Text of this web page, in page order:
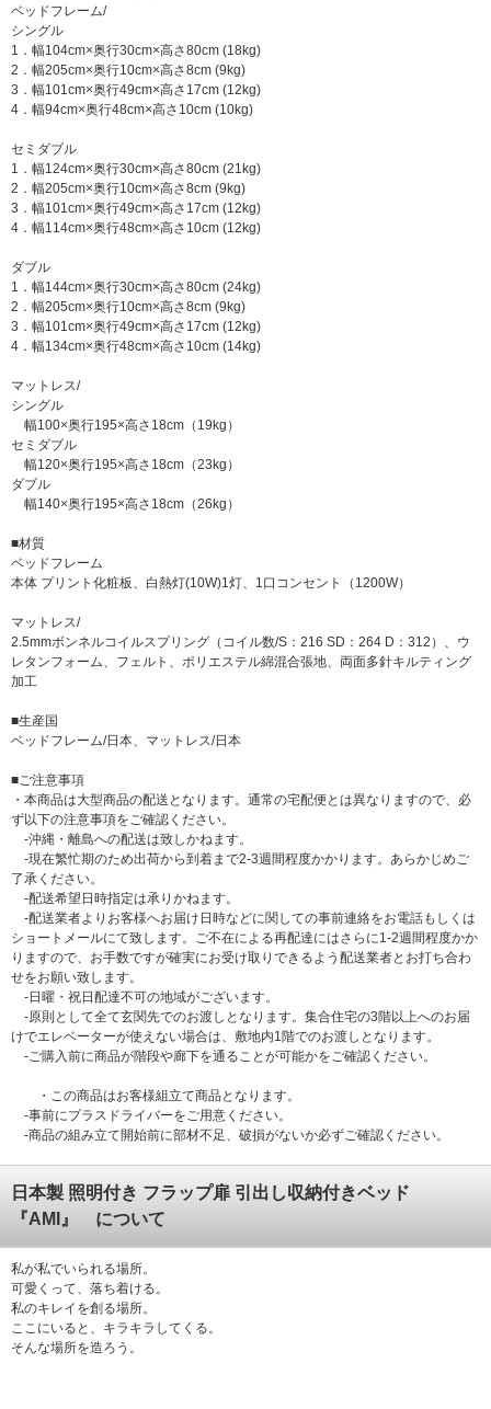
ベッドフレーム/
シングル
1．幅104cm×奥行30cm×高さ80cm (18kg)
2．幅205cm×奥行10cm×高さ8cm (9kg)
3．幅101cm×奥行49cm×高さ17cm (12kg)
4．幅94cm×奥行48cm×高さ10cm (10kg)
セミダブル
1．幅124cm×奥行30cm×高さ80cm (21kg)
2．幅205cm×奥行10cm×高さ8cm (9kg)
3．幅101cm×奥行49cm×高さ17cm (12kg)
4．幅114cm×奥行48cm×高さ10cm (12kg)
ダブル
1．幅144cm×奥行30cm×高さ80cm (24kg)
2．幅205cm×奥行10cm×高さ8cm (9kg)
3．幅101cm×奥行49cm×高さ17cm (12kg)
4．幅134cm×奥行48cm×高さ10cm (14kg)
マットレス/
シングル
幅100×奥行195×高さ18cm（19kg）
セミダブル
幅120×奥行195×高さ18cm（23kg）
ダブル
幅140×奥行195×高さ18cm（26kg）
■材質
ベッドフレーム
本体 プリント化粧板、白熱灯(10W)1灯、1口コンセント（1200W）
マットレス/
2.5mmボンネルコイルスプリング（コイル数/S：216 SD：264 D：312）、ウ
レタンフォーム、フェルト、ポリエステル綿混合張地、両面多針キルティング
加工
■生産国
ベッドフレーム/日本、マットレス/日本
■ご注意事項
・本商品は大型商品の配送となります。通常の宅配便とは異なりますので、必
ず以下の注意事項をご確認ください。
-沖縄・離島への配送は致しかねます。
-現在繁忙期のため出荷から到着まで2-3週間程度かかります。あらかじめご
了承ください。
-配送希望日時指定は承りかねます。
-配送業者よりお客様へお届け日時などに関しての事前連絡をお電話もしくは
ショートメールにて致します。ご不在による再配達にはさらに1-2週間程度かか
りますので、お手数ですが確実にお受け取りできるよう配送業者とお打ち合わ
せをお願い致します。
-日曜・祝日配達不可の地域がございます。
-原則として全て玄関先でのお渡しとなります。集合住宅の3階以上へのお届
けでエレベーターが使えない場合は、敷地内1階でのお渡しとなります。
-ご購入前に商品が階段や廊下を通ることが可能かをご確認ください。
・この商品はお客様組立て商品となります。
‐事前にプラスドライバーをご用意ください。
‐商品の組み立て開始前に部材不足、破損がないか必ずご確認ください。
日本製 照明付き フラップ扉 引出し収納付きベッド
『AMI』 について
私が私でいられる場所。
可愛くって、落ち着ける。
私のキレイを創る場所。
ここにいると、キラキラしてくる。
そんな場所を造ろう。